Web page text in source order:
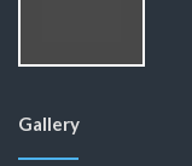
Gallery